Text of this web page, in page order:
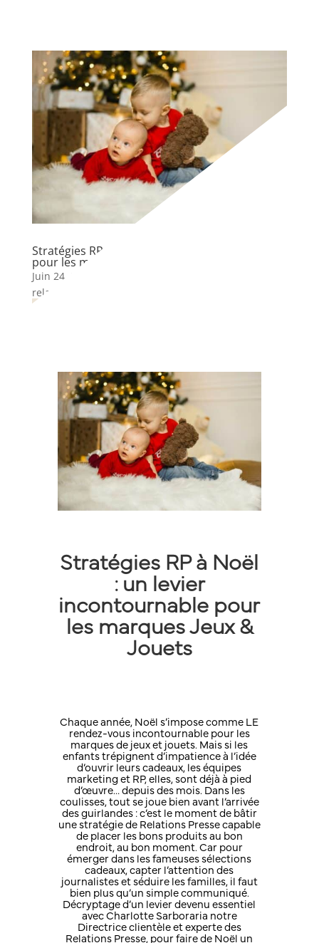
Stratégies RP à Noël : un levier incontournable
pour les marques Jeux & Jouets
Juin 24, 2025
relations media
Stratégies RP à Noël
: un levier
incontournable pour
les marques Jeux &
Jouets
Chaque année, Noël s’impose comme LE
rendez-vous incontournable pour les
marques de jeux et jouets. Mais si les
enfants trépignent d’impatience à l’idée
d’ouvrir leurs cadeaux, les équipes
marketing et RP, elles, sont déjà à pied
d’œuvre… depuis des mois. Dans les
coulisses, tout se joue bien avant l’arrivée
des guirlandes : c’est le moment de bâtir
une stratégie de Relations Presse capable
de placer les bons produits au bon
endroit, au bon moment. Car pour
émerger dans les fameuses sélections
cadeaux, capter l’attention des
journalistes et séduire les familles, il faut
bien plus qu’un simple communiqué.
Décryptage d’un levier devenu essentiel
avec Charlotte Sarboraria notre
Directrice clientèle et experte des
Relations Presse, pour faire de Noël un